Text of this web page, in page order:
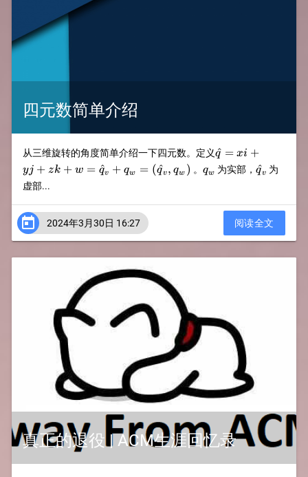
四元数简单介绍
从三维旋转的角度简单介绍一下四元数。定义
(\hat{q}_v,q_w)
q
^ = xi +
yj + zk + w = q
^v + qw = (q
^v , qw ) 。 q_w
qw 为实部，q
^v 为
虚部...
 2024年3月30日 16:27 阅读全文
真正的退役 | ACM生涯回忆录